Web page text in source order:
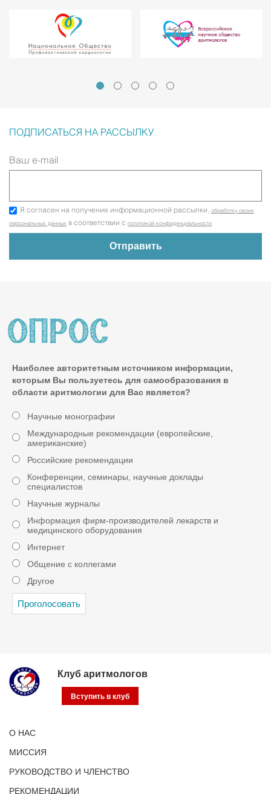
ПОДПИСАТЬСЯ НА РАССЫЛКУ
Ваш e-mail
Я согласен на получение информационной рассылки, обработку своих
персональных данных в соответствии с политикой конфиденциальности
Наиболее авторитетным источником информации,
которым Вы пользуетесь для самообразования в
области аритмологии для Вас является?
Научные монографии
Международные рекомендации (европейские,
американские)
Российские рекомендации
Конференции, семинары, научные доклады
специалистов
Научные журналы
Информация фирм-производителей лекарств и
медицинского оборудования
Интернет
Общение с коллегами
Другое
Клуб аритмологов
Вступить в клуб
О НАС
МИССИЯ
РУКОВОДСТВО И ЧЛЕНСТВО
РЕКОМЕНДАЦИИ